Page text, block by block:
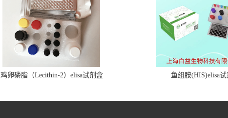
鸡卵磷脂（Lecithin-2）elisa试剂盒 鱼组胺(HIS)elisa